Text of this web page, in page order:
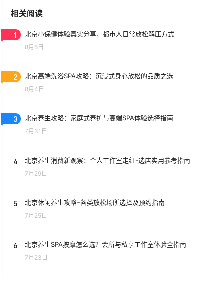
相关阅读
1 北京小保健体验真实分享，都市人日常放松解压方式
8月6日
2 北京高端洗浴SPA攻略：沉浸式身心放松的品质之选
8月4日
3 北京养生攻略：家庭式养护与高端SPA体验选择指南
7月31日
4 北京养生消费新观察：个人工作室走红-选店实用参考指南
7月29日
5 北京休闲养生攻略–各类放松场所选择及预约指南
7月25日
6 北京养生SPA按摩怎么选？会所与私享工作室体验全指南
7月23日